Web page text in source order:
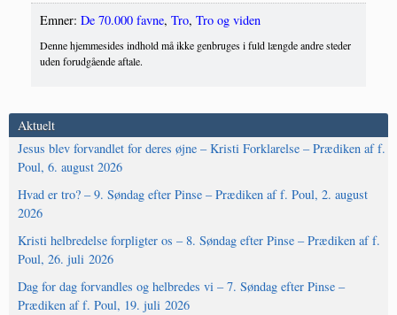
Emner: De 70.000 favne, Tro, Tro og viden
Denne hjemmesides indhold må ikke genbruges i fuld længde andre steder
uden forudgående aftale.
Aktuelt
Jesus blev forvandlet for deres øjne – Kristi Forklarelse – Prædiken af f.
Poul, 6. august 2026
Hvad er tro? – 9. Søndag efter Pinse – Prædiken af f. Poul, 2. august
2026
Kristi helbredelse forpligter os – 8. Søndag efter Pinse – Prædiken af f.
Poul, 26. juli 2026
Dag for dag forvandles og helbredes vi – 7. Søndag efter Pinse –
Prædiken af f. Poul, 19. juli 2026